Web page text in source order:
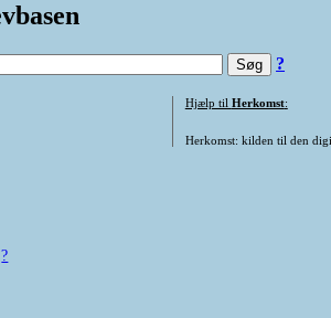
?
?
Hjælp til Herkomst:
Herkomst: kilden til den